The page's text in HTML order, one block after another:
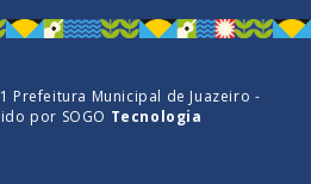
Prefeitura Municipal de Juazeiro -
por SOGO Tecnologia